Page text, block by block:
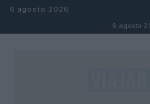
Saltar al contenido
6 agosto 2026
6 agosto